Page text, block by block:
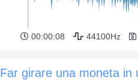
00:00:08 44100Hz